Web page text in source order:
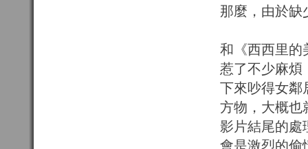
那麼，由於缺
和《西西里的
惹了不少麻煩
下來吵得女
方物，大概也
影片結尾的處
會是激烈的偷